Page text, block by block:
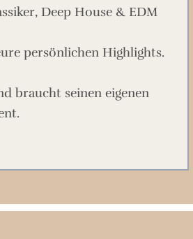
Deep House & EDM
persönlichen Highlights.
braucht seinen eigenen